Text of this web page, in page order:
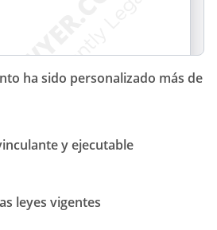
ha sido personalizado más de
y ejecutable
leyes vigentes